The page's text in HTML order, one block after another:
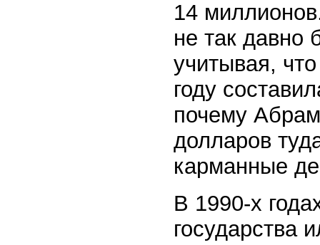
14
не так давно
учитывая,
году
почему
долларов
карманные
В 1990-х
государства